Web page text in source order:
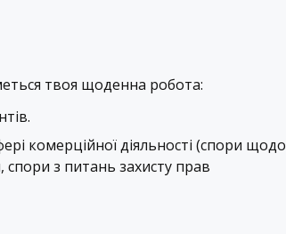
твоя щоденна робота:
комерційної діяльності (спори щодо
спори з питань захисту прав